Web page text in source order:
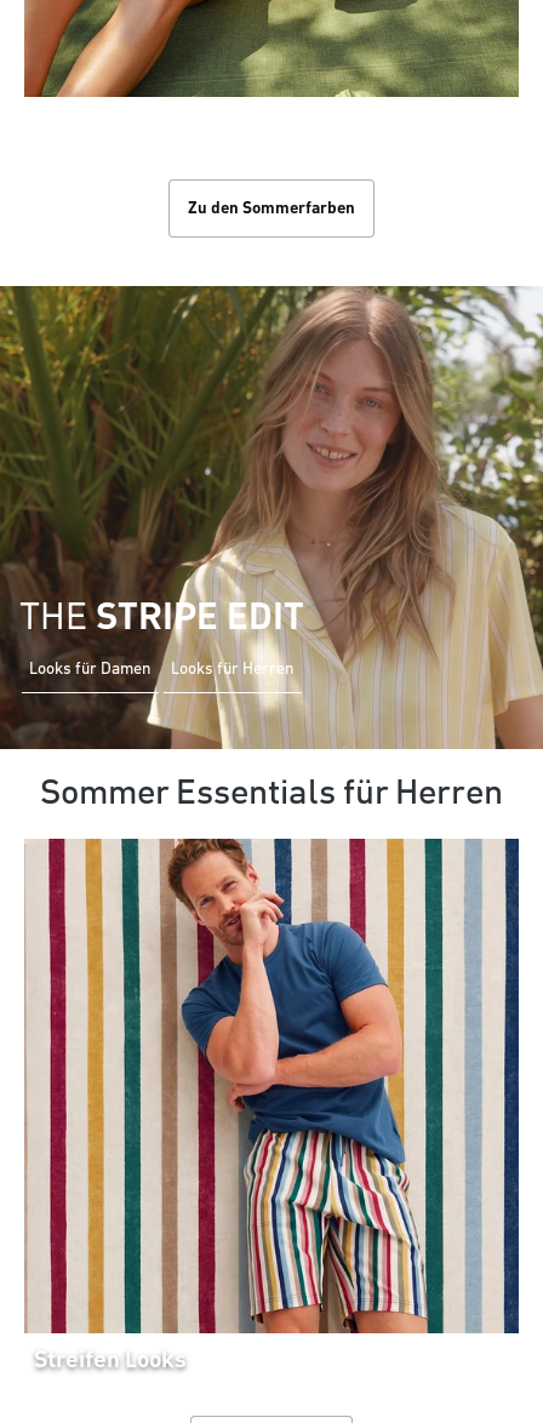
Zu den Sommerfarben
THESTRIPE EDIT
Looks für Damen Looks für Herren
Sommer Essentials für Herren
Streifen Looks